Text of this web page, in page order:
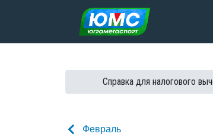
Перейти к содержанию
Справка для налогового
Февраль